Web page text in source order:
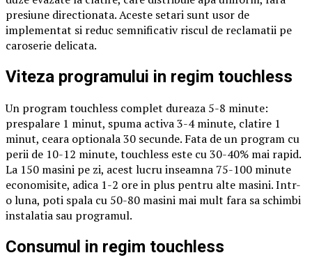
presiune directionata. Aceste setari sunt usor de
implementat si reduc semnificativ riscul de reclamatii pe
caroserie delicata.
Viteza programului in regim touchless
Un program touchless complet dureaza 5-8 minute:
prespalare 1 minut, spuma activa 3-4 minute, clatire 1
minut, ceara optionala 30 secunde. Fata de un program cu
perii de 10-12 minute, touchless este cu 30-40% mai rapid.
La 150 masini pe zi, acest lucru inseamna 75-100 minute
economisite, adica 1-2 ore in plus pentru alte masini. Intr-
o luna, poti spala cu 50-80 masini mai mult fara sa schimbi
instalatia sau programul.
Consumul in regim touchless